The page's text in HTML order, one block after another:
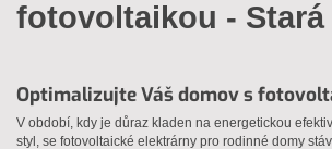
fotovoltaikou - Stará
Optimalizujte Váš domov s
V období, kdy je důraz kladen na energetickou
styl, se fotovoltaické elektrárny pro rodinné domy